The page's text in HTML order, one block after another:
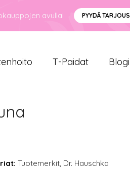
avulla! PYYDÄ TARJOUS
T-Paidat Blogi
Tuotemerkit, Dr. Hauschka